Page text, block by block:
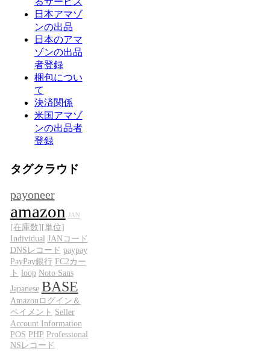
日本アマゾ
ンの出品
日本のアマ
ゾンの出品
者登録
梱包につい
て
決済関係
米国アマゾ
ンの出品者
登録
タグクラウド
payoneer
amazon JAN
[在庫数][単位]
Individual JANコード
DNSレコード paypay
PayPay銀行 FC2カー
ト loop Noto Sans
Japanese BASE
Amazonログイン＆
ペイメント Seller
Account Information
POS PHP Professional
NSレコード